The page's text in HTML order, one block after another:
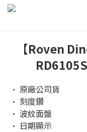
【Roven
• 原廠公司貨
• 刻度鑽
• 波紋面盤
• 日期顯示